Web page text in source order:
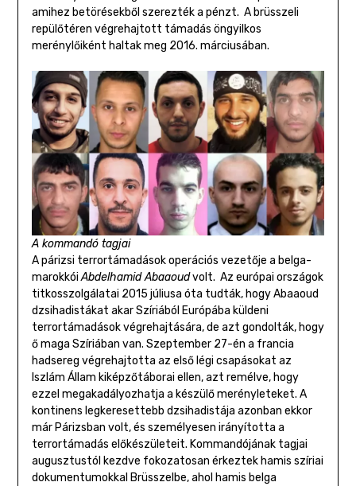
amihez betörésekből szerezték a pénzt. A brüsszeli
repülőtéren végrehajtott támadás öngyilkos
merénylőiként haltak meg 2016. márciusában.
A kommandó tagjai
A párizsi terrortámadások operációs vezetője a belga-
marokkóiAbdelhamid Abaaoudvolt. Az európai országok
titkosszolgálatai 2015 júliusa óta tudták, hogy Abaaoud
dzsihadistákat akar Szíriából Európába küldeni
terrortámadások végrehajtására, de azt gondolták, hogy
ő maga Szíriában van. Szeptember 27-én a francia
hadsereg végrehajtotta az első légi csapásokat az
Iszlám Állam kiképzőtáborai ellen, azt remélve, hogy
ezzel megakadályozhatja a készülő merényleteket. A
kontinens legkeresettebb dzsihadistája azonban ekkor
már Párizsban volt, és személyesen irányította a
terrortámadás előkészületeit. Kommandójának tagjai
augusztustól kezdve fokozatosan érkeztek hamis szíriai
dokumentumokkal Brüsszelbe, ahol hamis belga